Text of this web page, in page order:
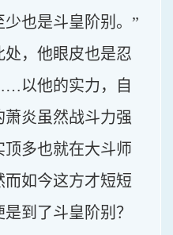
也是斗皇阶别。”
，他眼皮也是忍
以他的实力，自
炎虽然战斗力强
多也就在大斗师
如今这方才短短
到了斗皇阶别？